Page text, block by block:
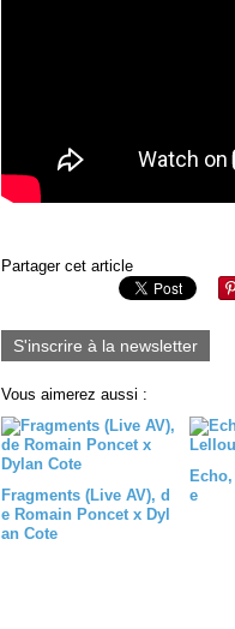
Partager cet article
S'inscrire à la newsletter
Vous aimerez aussi :
Fragments (Live AV), d
e Romain Poncet x Dyl
an Cote
e